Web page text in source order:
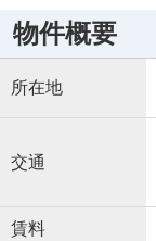
物件概要
所在地
交通
賃料